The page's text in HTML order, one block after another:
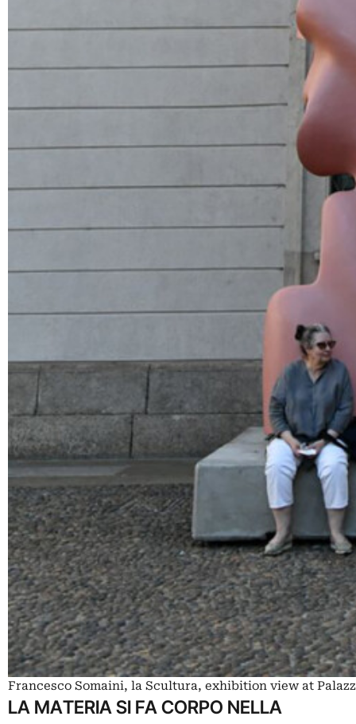
Francesco Somaini, la Scultura, exhibition view at
LA MATERIA SI FA CORPO NELLA